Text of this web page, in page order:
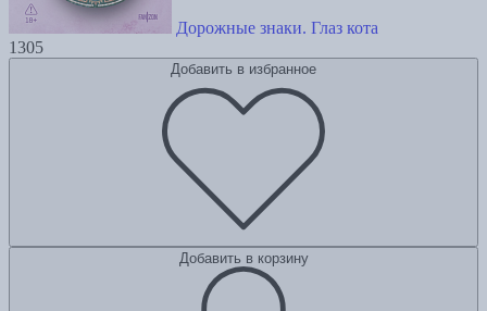
Дорожные знаки. Глаз кота
1305
Добавить в избранное
Добавить в корзину